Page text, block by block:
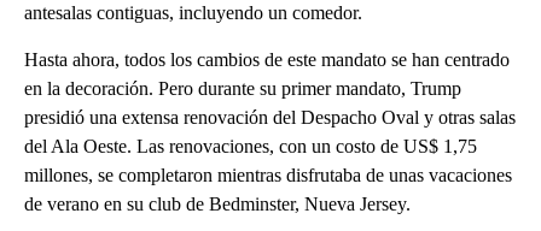
antesalas contiguas, incluyendo un comedor.
Hasta ahora, todos los cambios de este mandato se han centrado
en la decoración. Pero durante su primer mandato, Trump
presidió una extensa renovación del Despacho Oval y otras salas
del Ala Oeste. Las renovaciones, con un costo de US$ 1,75
millones, se completaron mientras disfrutaba de unas vacaciones
de verano en su club de Bedminster, Nueva Jersey.